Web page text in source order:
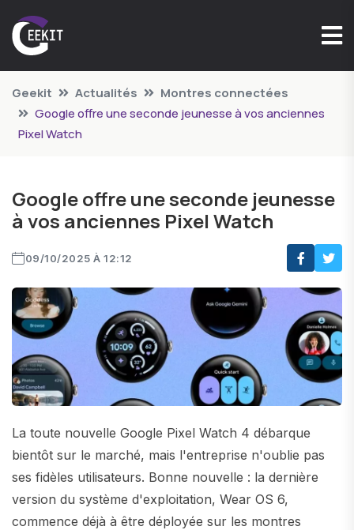
Geekit Actualités
Montres connectées
Google offre une seconde jeunesse à vos anciennes
Pixel Watch
Google offre une seconde jeunesse
à vos anciennes Pixel Watch
09/10/2025 À 12:12
La toute nouvelle Google Pixel Watch 4 débarque
bientôt sur le marché, mais l'entreprise n'oublie pas
ses fidèles utilisateurs. Bonne nouvelle : la dernière
version du système d'exploitation, Wear OS 6,
commence déjà à être déployée sur les montres